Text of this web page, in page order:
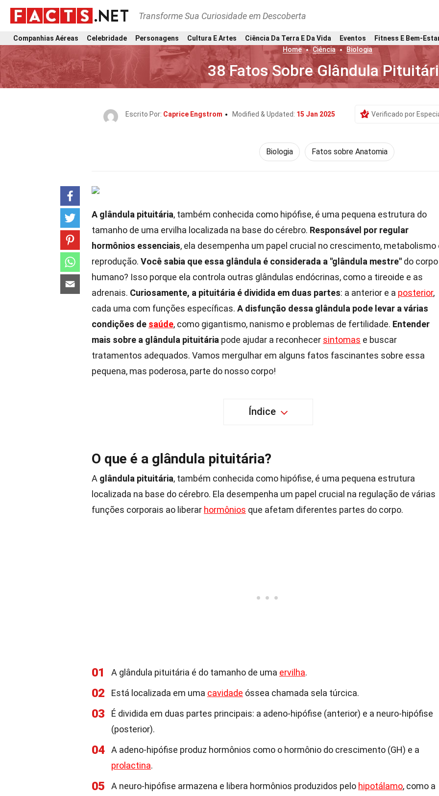
Transforme Sua Curiosidade em Descoberta
Companhias Aéreas Celebridade Personagens Cultura E Artes Ciência Da Terra E Da Vida Eventos
Fitness E Bem-
Home
Ciência Biologia
38 Fatos Sobre Glândula
Escrito Por: Caprice Engstrom Modified & Updated: 15 Jan 2025 Verificado por
Biologia Fatos sobre Anatomia
A glândula pituitária, também conhecida como hipófise, é uma pequena estrutura do
tamanho de uma ervilha localizada na base do cérebro. Responsável por regular
hormônios essenciais, ela desempenha um papel crucial no crescimento, metabolismo
reprodução. Você sabia que essa glândula é considerada a "glândula mestre" do corpo
humano? Isso porque ela controla outras glândulas endócrinas, como a tireoide e as
adrenais. Curiosamente, a pituitária é dividida em duas partes: a anterior e a posterior,
cada uma com funções específicas. A disfunção dessa glândula pode levar a várias
condições de saúde, como gigantismo, nanismo e problemas de fertilidade. Entender
mais sobre a glândula pituitária pode ajudar a reconhecer sintomas e buscar
tratamentos adequados. Vamos mergulhar em alguns fatos fascinantes sobre essa
pequena, mas poderosa, parte do nosso corpo!
Índice
O que é a glândula pituitária?
A glândula pituitária, também conhecida como hipófise, é uma pequena estrutura
localizada na base do cérebro. Ela desempenha um papel crucial na regulação de várias
funções corporais ao liberar hormônios que afetam diferentes partes do corpo.
01 A glândula pituitária é do tamanho de uma ervilha.
02 Está localizada em uma cavidade óssea chamada sela túrcica.
03
É dividida em duas partes principais: a adeno-hipófise (anterior) e a neuro-hipófise
(posterior).
04
A adeno-hipófise produz hormônios como o hormônio do crescimento (GH) e a
prolactina.
05 A neuro-hipófise armazena e libera hormônios produzidos pelo hipotálamo, como a